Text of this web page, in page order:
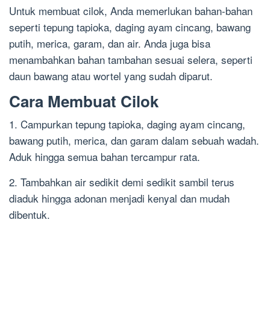
Untuk membuat cilok, Anda memerlukan bahan-bahan
seperti tepung tapioka, daging ayam cincang, bawang
putih, merica, garam, dan air. Anda juga bisa
menambahkan bahan tambahan sesuai selera, seperti
daun bawang atau wortel yang sudah diparut.
Cara Membuat Cilok
1. Campurkan tepung tapioka, daging ayam cincang,
bawang putih, merica, dan garam dalam sebuah wadah.
Aduk hingga semua bahan tercampur rata.
2. Tambahkan air sedikit demi sedikit sambil terus
diaduk hingga adonan menjadi kenyal dan mudah
dibentuk.